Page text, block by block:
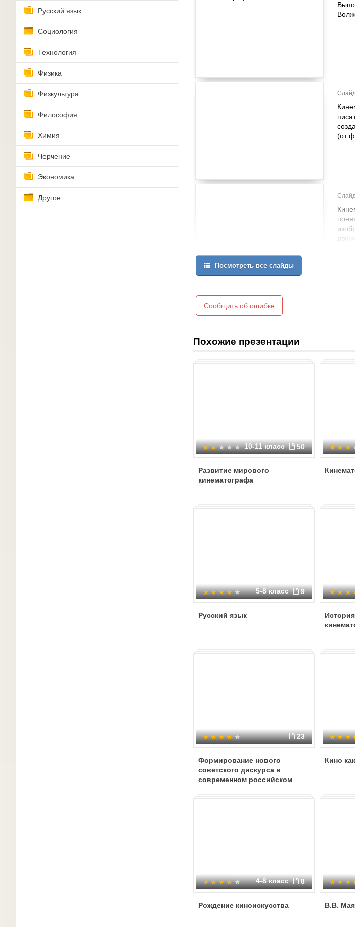
Русский язык
Социология
Технология
Физика
Физкультура
Философия
Химия
Черчение
Экономика
Другое
(от
Посмотреть все слайды
Сообщить об ошибке
Похожие презентации
10-11 класс 50
Развитие мирового
кинематографа
5-8 класс 9
Русский язык
23
Формирование нового
советского дискурса в
современном российском
Кино
4-8 класс 8
Рождение киноискусства В.В.